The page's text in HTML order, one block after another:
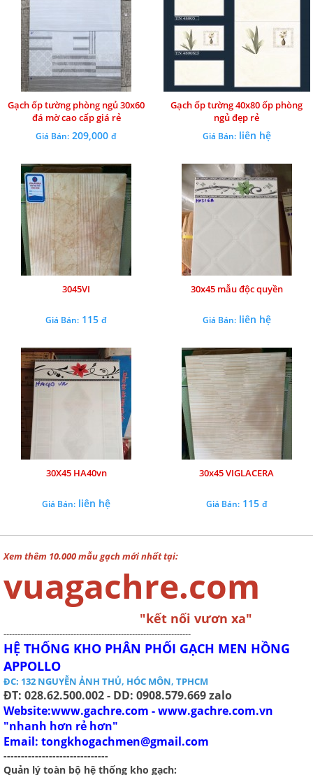
Gạch ốp tường phòng ngủ 30x60
đá mờ cao cấp giá rẻ
Giá Bán: 209,000đ
Gạch ốp tường 40x80 ốp phòng
ngủ đẹp rẻ
Giá Bán:liên hệ
3045VI
Giá Bán: 115đ
30x45 mẫu độc quyền
Giá Bán:liên hệ
30X45 HA40vn
Giá Bán: liên hệ
30x45 VIGLACERA
Giá Bán:115 đ
Xem thêm 10.000 mẫu gạch mới nhất tại:
vuagachre.com
"kết nối vươn xa"
-------------------------------------------------------------------
HỆ THỐNG KHO PHÂN PHỐI GẠCH MEN HỒNG
APPOLLO
ĐC: 132 NGUYỄN ẢNH THỦ, HÓC MÔN, TPHCM
ĐT: 028.62.500.002 - DD: 0908.579.669 zalo
Website:www.gachre.com - www.gachre.com.vn
"nhanh hơn rẻ hơn"
Email: tongkhogachmen@gmail.com
------------------------------
Quản lý toàn bộ hệ thống kho gạch: